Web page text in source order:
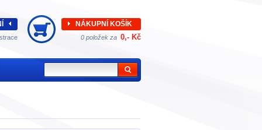
NÁKUPNÍ KOŠÍK
0 položek za 0,- Kč